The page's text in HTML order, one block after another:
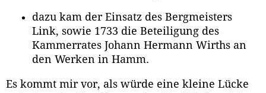
dazu kam der Einsatz des Bergmeisters
Link, sowie 1733 die Beteiligung des
Kammerrates Johann Hermann Wirths an
den Werken in Hamm.
Es kommt mir vor, als würde eine kleine Lücke